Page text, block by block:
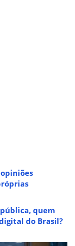
pública, quem
do Brasil?